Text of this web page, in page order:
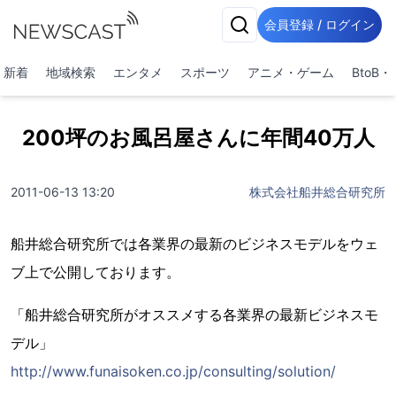
会員登録 / ログイン
新着 地域検索 エンタメ スポーツ アニメ・ゲーム BtoB・
200坪のお風呂屋さんに年間40万人
2011-06-13 13:20 株式会社船井総合研究所
船井総合研究所では各業界の最新のビジネスモデルをウェ
ブ上で公開しております。
「船井総合研究所がオススメする各業界の最新ビジネスモ
デル」
http://www.funaisoken.co.jp/consulting/solution/